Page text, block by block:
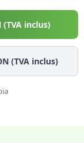
(TVA inclus)
(TVA inclus)